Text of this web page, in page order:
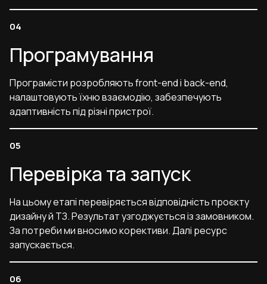
Програмування
Програмісти розробляють front-end і back-end,
налаштовують їхню взаємодію, забезпечують
адаптивність під різні пристрої.
Перевірка та запуск
На цьому етапі перевіряється відповідність проєкту
дизайну й ТЗ. Результат узгоджується із замовником.
За потреби ми вносимо корективи. Далі ресурс
запускається.